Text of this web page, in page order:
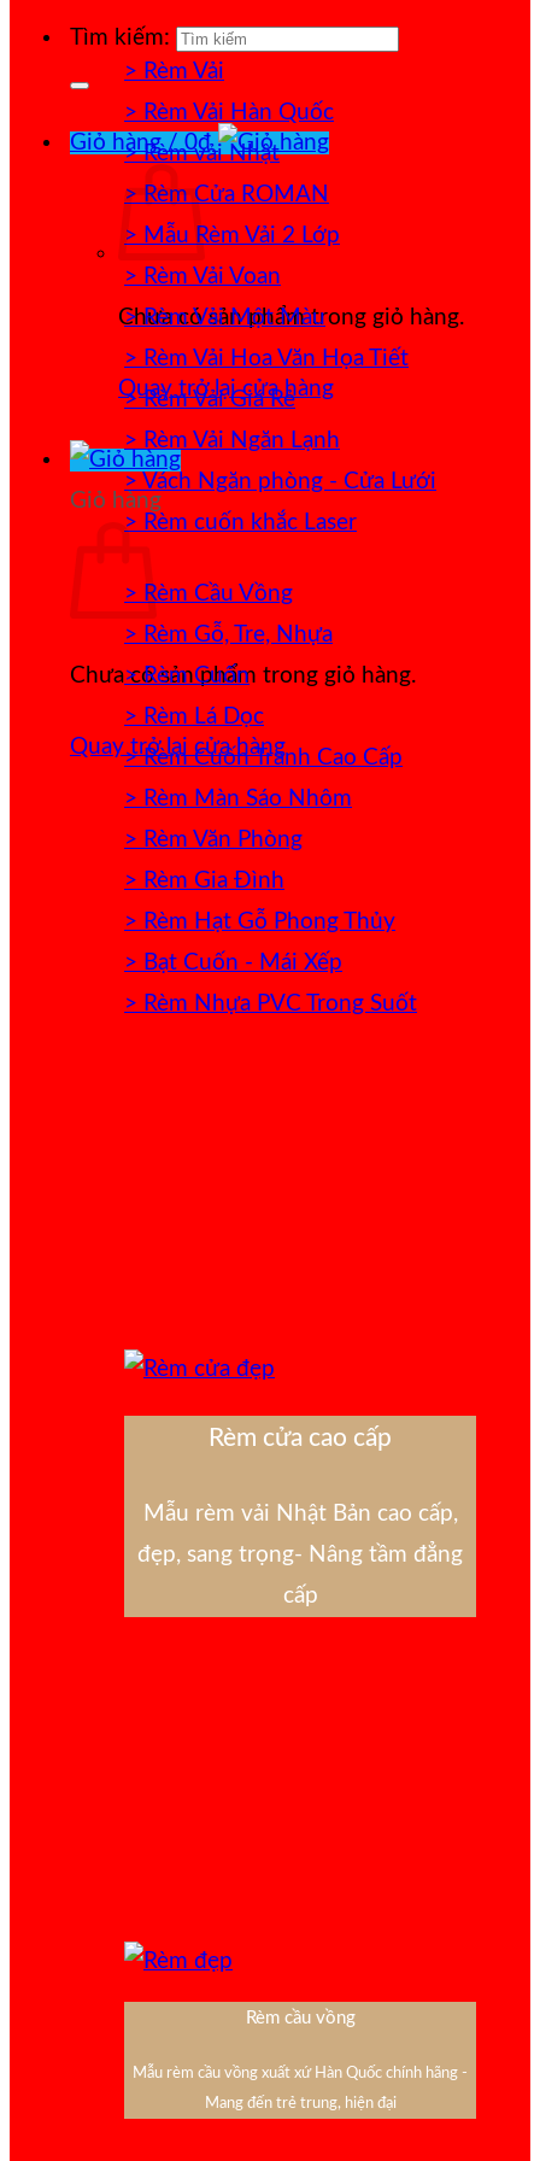
Tìm kiếm:
Giỏ hàng /0₫
Chưa có sản phẩm trong giỏ hàng.
Quay trở lại cửa hàng
Giỏ hàng
Chưa có sản phẩm trong giỏ hàng.
Quay trở lại cửa hàng
> Rèm Vải
> Rèm Vải Hàn Quốc
> Rèm vải Nhật
> Rèm Cửa ROMAN
> Mẫu Rèm Vải 2 Lớp
> Rèm Vải Voan
> Rèm Vải Một Màu
> Rèm Vải Hoa Văn Họa Tiết
> Rèm Vải Giá Rẻ
> Rèm Vải Ngăn Lạnh
> Vách Ngăn phòng - Cửa Lưới
> Rèm cuốn khắc Laser
> Rèm Cầu Vồng
> Rèm Gỗ, Tre, Nhựa
> Rèm Cuốn
> Rèm Lá Dọc
> Rèm Cuốn Tranh Cao Cấp
> Rèm Màn Sáo Nhôm
> Rèm Văn Phòng
> Rèm Gia Đình
> Rèm Hạt Gỗ Phong Thủy
> Bạt Cuốn - Mái Xếp
> Rèm Nhựa PVC Trong Suốt
Rèm cửa cao cấp
Mẫu rèm vải Nhật Bản cao cấp,
đẹp, sang trọng- Nâng tầm đẳng
cấp
Rèm cầu vồng
Mẫu rèm cầu vồng xuất xứ Hàn Quốc chính hãng -
Mang đến trẻ trung, hiện đại